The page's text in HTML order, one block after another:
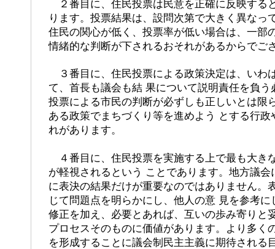
２番目に、住民投票は民意を正確に反映する
ります。投票結果は、設問次第で大きく異なっ
住民の関心が低く、投票率が低い場合は、一部
情緒的な判断が下されるおそれがあるからでご
３番目に、住民投票による政策決定は、いわ
て、首長も議会も結 果について説明責任を負
投票による市民の判断が必ずしも正しいとは限
ある政策でまちづくり等を進めよう とする行
れがあります。
４番目に、住民投票を実施する上で最も大き
が軽視されるという ことであります。地方議
に表決の結果だけが重要なのではありません。
じて問題点を明らかにし、他人の意 見を参考
修正を加え、必要とあれば、互いの歩み寄りと
プロセスそのものに価値があります。より多く
を形成することに議会制民主主義に期待される